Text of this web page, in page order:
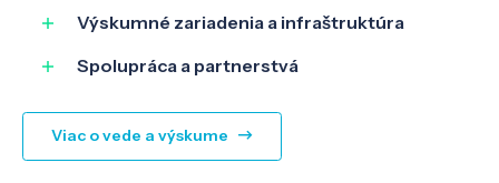
Výskumné zariadenia a infraštruktúra
Spolupráca a partnerstvá
Viac o vede a výskume